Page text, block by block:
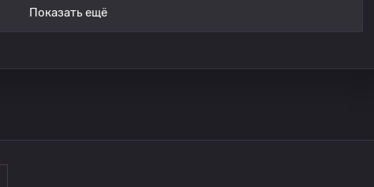
Показать ещё